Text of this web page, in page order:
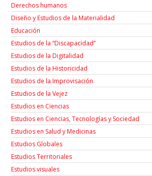
Derechos humanos
Diseño y Estudios de la Materialidad
Educación
Estudios de la “Discapacidad”
Estudios de la Digitalidad
Estudios de la Historicidad
Estudios de la Improvisación
Estudios de la Vejez
Estudios en Ciencias
Estudios en Ciencias, Tecnologías y Sociedad
Estudios en Salud y Medicinas
Estudios Globales
Estudios Territoriales
Estudios visuales